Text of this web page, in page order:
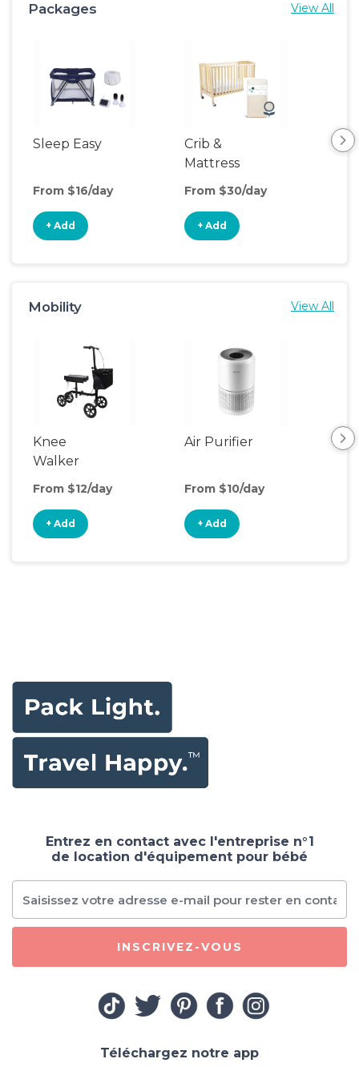
Packages View All
Sleep Easy
From $16/day
+ Add
Crib &
Mattress
Upgrade
From $30/day
+ Add
Mobility View All
Knee
Walker
From $12/day
+ Add
Air Purifier
From $10/day
+ Add
Fan
Entrez en contact avec l'entreprise n°1
de location d'équipement pour bébé
INSCRIVEZ-VOUS
Téléchargez notre app